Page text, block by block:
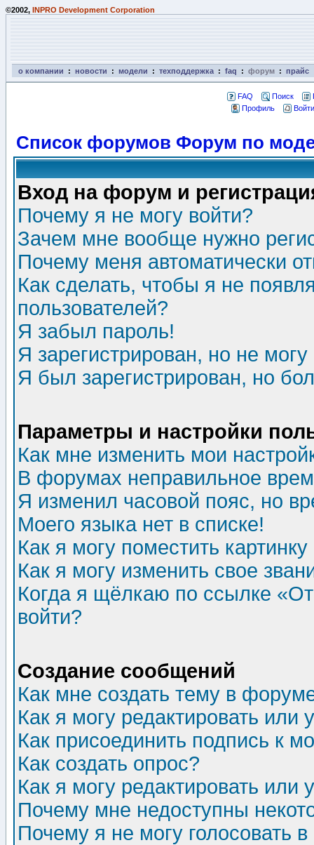
©2002, INPRO Development Corporation
о компании : новости : модели : техподдержка : faq : форум : прайс
FAQ Поиск
Профиль
Список форумов Форум по
Вход на форум и
Почему я не могу войти?
Зачем мне вообще нужно
Почему меня автоматически
Как сделать, чтобы я не
пользователей?
Я забыл пароль!
Я зарегистрирован, но не могу
Я был зарегистрирован, но
Параметры и настройки
Как мне изменить мои
В форумах неправильное
Я изменил часовой пояс, но
Моего языка нет в списке!
Как я могу поместить
Как я могу изменить свое
Когда я щёлкаю по ссылке
войти?
Создание сообщений
Как мне создать тему в
Как я могу редактировать или
Как присоединить подпись к
Как создать опрос?
Как я могу редактировать или
Почему мне недоступны
Почему я не могу голосовать